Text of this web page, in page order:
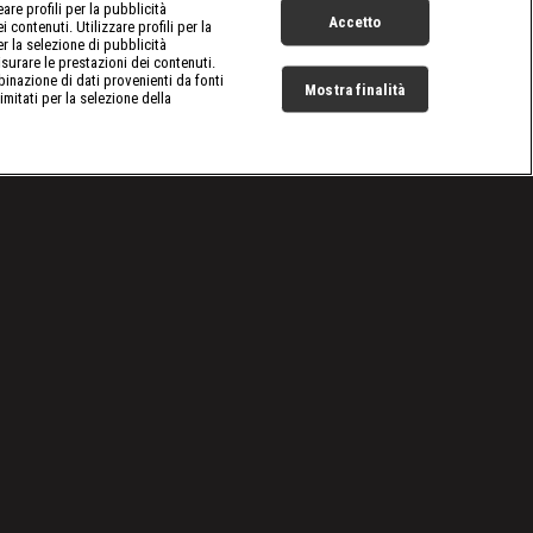
profili per la pubblicità
contenuti. Utilizzare profili per la
la selezione di pubblicità
le prestazioni dei contenuti.
di dati provenienti da fonti
per la selezione della
Accetto
Mostra finalità